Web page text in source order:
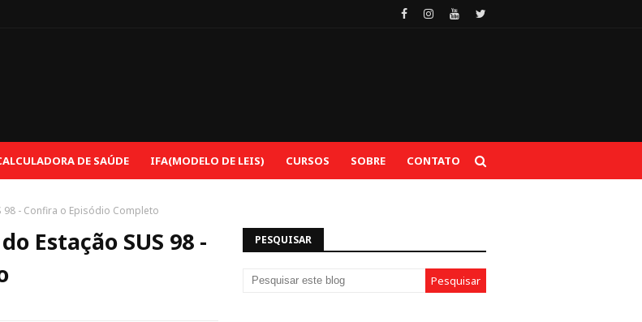
DE SAÚDE IFA(MODELO DE LEIS) CURSOS SOBRE CONTATO
98 - Confira o Episódio Completo
Estação SUS 98 -
PESQUISAR